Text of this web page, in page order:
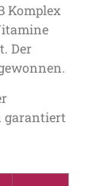
Komplex
Der
garantiert